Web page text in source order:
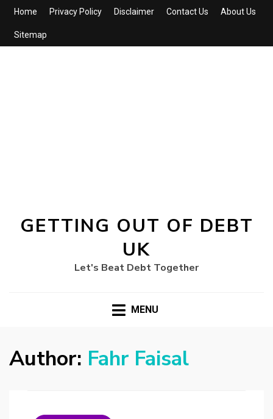
Home Privacy Policy Disclaimer Contact Us About Us
Sitemap
GETTING OUT OF DEBT
UK
Let's Beat Debt Together
MENU
Author: Fahr Faisal